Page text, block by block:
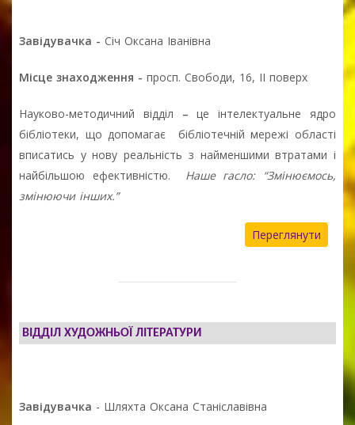
Завідувачка - Січ Оксана Іванівна
Місце знаходження - просп. Свободи, 16, ІІ поверх
Науково-методичний відділ –це інтелектуальне ядро
бібліотеки, що допомагає бібліотечній мережі області
вписатись у нову реальність з найменшими втратами і
найбільшою ефективністю. Наше гасло: “Змінюємось,
змінюючи інших.”
Переглянути
ВІДДІЛ ХУДОЖНЬОЇ ЛІТЕРАТУРИ
Завідувачка - Шляхта Оксана Станіславівна